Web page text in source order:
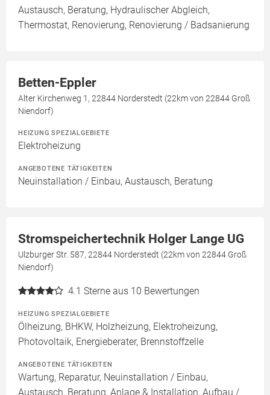
Austausch, Beratung, Hydraulischer Abgleich,
Thermostat, Renovierung, Renovierung / Badsanierung
Betten-Eppler
Alter Kirchenweg 1, 22844 Norderstedt (22km von 22844 Groß
Niendorf)
HEIZUNG SPEZIALGEBIETE
Elektroheizung
ANGEBOTENE TÄTIGKEITEN
Neuinstallation / Einbau, Austausch, Beratung
Stromspeichertechnik Holger Lange UG
Ulzburger Str. 587, 22844 Norderstedt (22km von 22844 Groß
Niendorf)
4.1 Sterne aus 10 Bewertungen
HEIZUNG SPEZIALGEBIETE
Ölheizung, BHKW, Holzheizung, Elektroheizung,
Photovoltaik, Energieberater, Brennstoffzelle
ANGEBOTENE TÄTIGKEITEN
Wartung, Reparatur, Neuinstallation / Einbau,
Austausch, Beratung, Anlage & Installation, Aufbau /